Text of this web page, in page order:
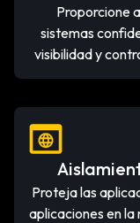
Proporcione
sistemas
visibilidad y
Proteja las
aplicaciones en la